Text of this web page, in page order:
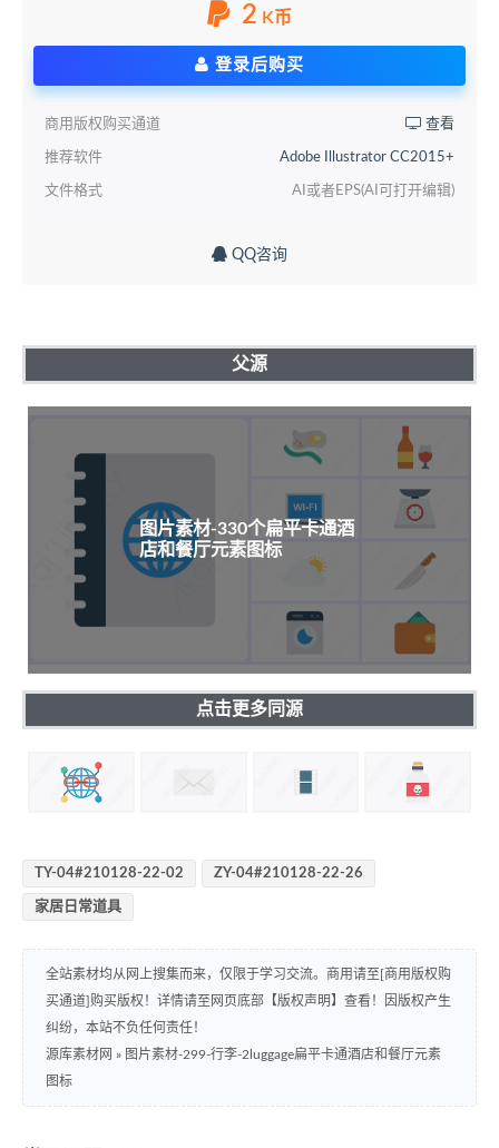
2 K币
登录后购买
商用版权购买通道 查看
推荐软件 Adobe Illustrator CC2015+
文件格式 AI或者EPS(AI可打开编辑)
QQ咨询
父源
图片素材-330个扁平卡通酒
店和餐厅元素图标
点击更多同源
TY-04#210128-22-02 ZY-04#210128-22-26
家居日常道具
全站素材均从网上搜集而来，仅限于学习交流。商用请至[商用版权购
买通道]购买版权！详情请至网页底部【版权声明】查看！因版权产生
纠纷，本站不负任何责任！
源库素材网 » 图片素材-299-行李-2luggage扁平卡通酒店和餐厅元素
图标